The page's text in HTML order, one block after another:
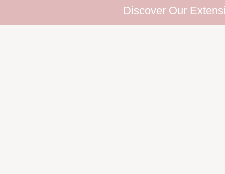
Discover Our Extensive